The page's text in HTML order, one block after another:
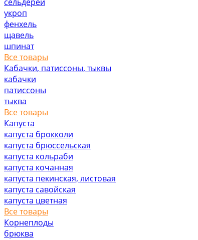
укроп
фенхель
щавель
шпинат
Все товары
Кабачки, патиссоны, тыквы
кабачки
патиссоны
тыква
Все товары
Капуста
капуста брокколи
капуста брюссельская
капуста кольраби
капуста кочанная
капуста пекинская, листовая
капуста савойская
капуста цветная
Все товары
Корнеплоды
брюква